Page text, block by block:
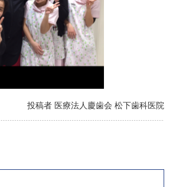
投稿者 医療法人慶歯会 松下歯科医院